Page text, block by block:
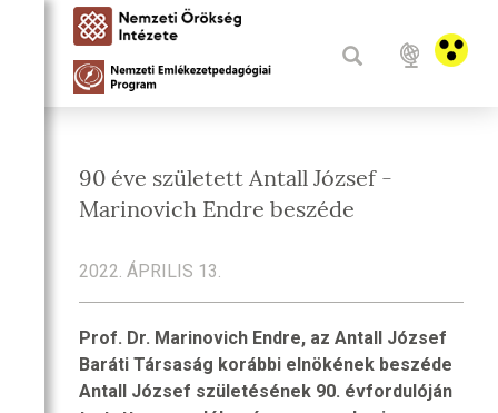
90 éve született Antall József -
Marinovich Endre beszéde
2022. ÁPRILIS 13.
Prof. Dr. Marinovich Endre, az Antall József
Baráti Társaság korábbi elnökének beszéde
Antall József születésének 90. évfordulóján